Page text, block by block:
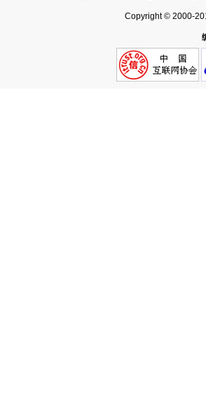
Copyright © 2000-